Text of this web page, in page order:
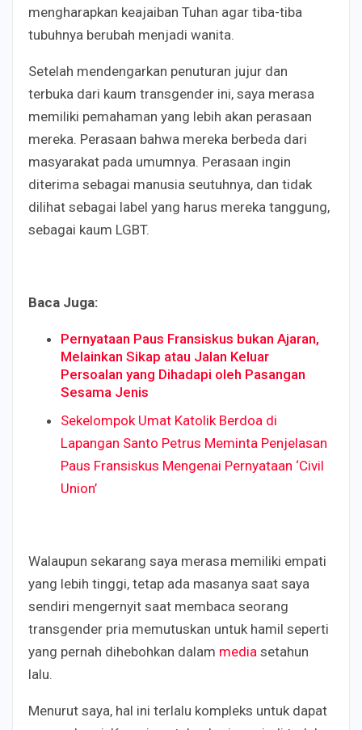
mengharapkan keajaiban Tuhan agar tiba-tiba
tubuhnya berubah menjadi wanita.
Setelah mendengarkan penuturan jujur dan
terbuka dari kaum transgender ini, saya merasa
memiliki pemahaman yang lebih akan perasaan
mereka. Perasaan bahwa mereka berbeda dari
masyarakat pada umumnya. Perasaan ingin
diterima sebagai manusia seutuhnya, dan tidak
dilihat sebagai label yang harus mereka tanggung,
sebagai kaum LGBT.
Baca Juga:
Pernyataan Paus Fransiskus bukan Ajaran,
Melainkan Sikap atau Jalan Keluar
Persoalan yang Dihadapi oleh Pasangan
Sesama Jenis
Sekelompok Umat Katolik Berdoa di
Lapangan Santo Petrus Meminta Penjelasan
Paus Fransiskus Mengenai Pernyataan ‘Civil
Union’
Walaupun sekarang saya merasa memiliki empati
yang lebih tinggi, tetap ada masanya saat saya
sendiri mengernyit saat membaca seorang
transgender pria memutuskan untuk hamil seperti
yang pernah dihebohkan dalam media setahun
lalu.
Menurut saya, hal ini terlalu kompleks untuk dapat